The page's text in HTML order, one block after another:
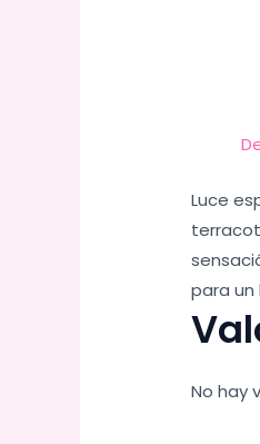
Luce
para
No hay